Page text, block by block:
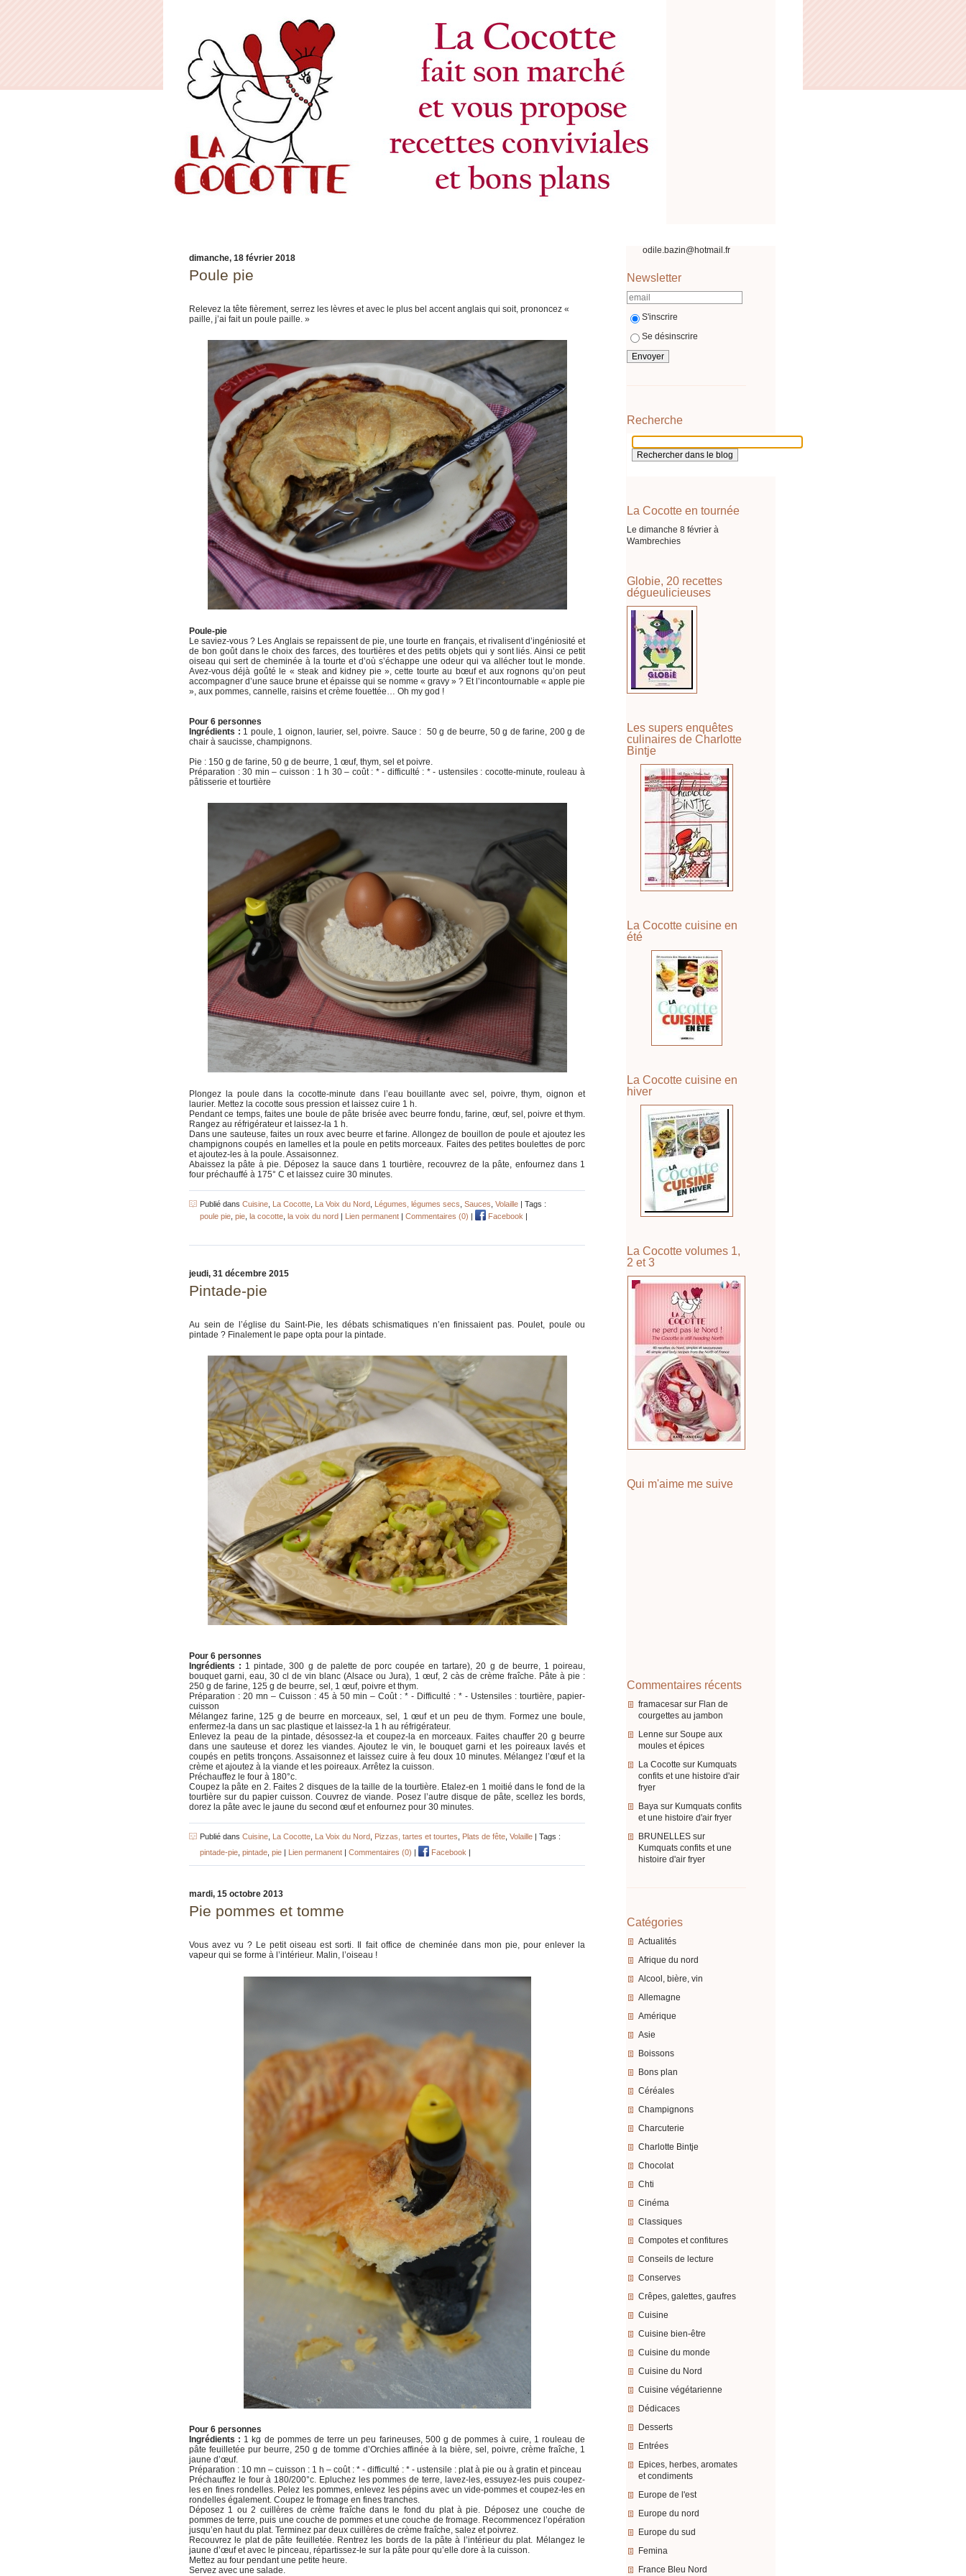
odile.bazin@hotmail.fr
Newsletter
S'inscrire
Se désinscrire
Recherche
La Cocotte en tournée
Le dimanche 8 février à
Wambrechies
Globie, 20 recettes
dégueulicieuses
Les supers enquêtes
culinaires de Charlotte
Bintje
La Cocotte cuisine en
été
La Cocotte cuisine en
hiver
La Cocotte volumes 1,
2 et 3
Qui m'aime me suive
Commentaires récents
framacesar sur Flan de
courgettes au jambon
Lenne sur Soupe aux
moules et épices
La Cocotte sur Kumquats
confits et une histoire d'air
fryer
Baya sur Kumquats confits
et une histoire d'air fryer
BRUNELLES sur
Kumquats confits et une
histoire d'air fryer
Catégories
Actualités
Afrique du nord
Alcool, bière, vin
Allemagne
Amérique
Asie
Boissons
Bons plan
Céréales
Champignons
Charcuterie
Charlotte Bintje
Chocolat
Chti
Cinéma
Classiques
Compotes et confitures
Conseils de lecture
Conserves
Crêpes, galettes, gaufres
Cuisine
Cuisine bien-être
Cuisine du monde
Cuisine du Nord
Cuisine végétarienne
Dédicaces
Desserts
Entrées
Epices, herbes, aromates
et condiments
Europe de l'est
Europe du nord
Europe du sud
Femina
France Bleu Nord
dimanche, 18 février 2018
Poule pie
Relevez la tête fièrement, serrez les lèvres et avec le plus bel accent anglais qui soit, prononcez «
paille, j’ai fait un poule paille. »
Poule-pie
Le saviez-vous ? Les Anglais se repaissent de pie, une tourte en français, et rivalisent d’ingéniosité et
de bon goût dans le choix des farces, des tourtières et des petits objets qui y sont liés. Ainsi ce petit
oiseau qui sert de cheminée à la tourte et d’où s’échappe une odeur qui va allécher tout le monde.
Avez-vous déjà goûté le « steak and kidney pie », cette tourte au bœuf et aux rognons qu’on peut
accompagner d’une sauce brune et épaisse qui se nomme « gravy » ? Et l’incontournable « apple pie
», aux pommes, cannelle, raisins et crème fouettée… Oh my god !
Pour 6 personnes
Ingrédients : 1 poule, 1 oignon, laurier, sel, poivre. Sauce : 50 g de beurre, 50 g de farine, 200 g de
chair à saucisse, champignons.
Pie : 150 g de farine, 50 g de beurre, 1 œuf, thym, sel et poivre.
Préparation : 30 min – cuisson : 1 h 30 – coût : * - difficulté : * - ustensiles : cocotte-minute, rouleau à
pâtisserie et tourtière
Plongez la poule dans la cocotte-minute dans l’eau bouillante avec sel, poivre, thym, oignon et
laurier. Mettez la cocotte sous pression et laissez cuire 1 h.
Pendant ce temps, faites une boule de pâte brisée avec beurre fondu, farine, œuf, sel, poivre et thym.
Rangez au réfrigérateur et laissez-la 1 h.
Dans une sauteuse, faites un roux avec beurre et farine. Allongez de bouillon de poule et ajoutez les
champignons coupés en lamelles et la poule en petits morceaux. Faites des petites boulettes de porc
et ajoutez-les à la poule. Assaisonnez.
Abaissez la pâte à pie. Déposez la sauce dans 1 tourtière, recouvrez de la pâte, enfournez dans 1
four préchauffé à 175° C et laissez cuire 30 minutes.
Publié dans Cuisine La Cocotte La Voix du Nord Légumes, légumes secs Sauces Volaille | Tags :
poule pie pie la cocotte la voix du nord | Lien permanent | Commentaires (0) | Facebook |
jeudi, 31 décembre 2015
Pintade-pie
Au sein de l’église du Saint-Pie, les débats schismatiques n’en finissaient pas. Poulet, poule ou
pintade ? Finalement le pape opta pour la pintade.
Pour 6 personnes
Ingrédients : 1 pintade, 300 g de palette de porc coupée en tartare), 20 g de beurre, 1 poireau,
bouquet garni, eau, 30 cl de vin blanc (Alsace ou Jura), 1 œuf, 2 càs de crème fraîche. Pâte à pie :
250 g de farine, 125 g de beurre, sel, 1 œuf, poivre et thym.
Préparation : 20 mn – Cuisson : 45 à 50 min – Coût : * - Difficulté : * - Ustensiles : tourtière, papier-
cuisson
Mélangez farine, 125 g de beurre en morceaux, sel, 1 œuf et un peu de thym. Formez une boule,
enfermez-la dans un sac plastique et laissez-la 1 h au réfrigérateur.
Enlevez la peau de la pintade, désossez-la et coupez-la en morceaux. Faites chauffer 20 g beurre
dans une sauteuse et dorez les viandes. Ajoutez le vin, le bouquet garni et les poireaux lavés et
coupés en petits tronçons. Assaisonnez et laissez cuire à feu doux 10 minutes. Mélangez l’œuf et la
crème et ajoutez à la viande et les poireaux. Arrêtez la cuisson.
Préchauffez le four à 180°c.
Coupez la pâte en 2. Faites 2 disques de la taille de la tourtière. Etalez-en 1 moitié dans le fond de la
tourtière sur du papier cuisson. Couvrez de viande. Posez l’autre disque de pâte, scellez les bords,
dorez la pâte avec le jaune du second œuf et enfournez pour 30 minutes.
Publié dans Cuisine La Cocotte La Voix du Nord Pizzas, tartes et tourtes Plats de fête Volaille | Tags :
pintade-pie pintade pie Lien permanent Commentaires (0) Facebook
mardi, 15 octobre 2013
Pie pommes et tomme
Vous avez vu ? Le petit oiseau est sorti. Il fait office de cheminée dans mon pie, pour enlever la
vapeur qui se forme à l’intérieur. Malin, l’oiseau !
Pour 6 personnes
Ingrédients : 1 kg de pommes de terre un peu farineuses, 500 g de pommes à cuire, 1 rouleau de
pâte feuilletée pur beurre, 250 g de tomme d’Orchies affinée à la bière, sel, poivre, crème fraîche, 1
jaune d’œuf.
Préparation : 10 mn – cuisson : 1 h – coût : * - difficulté : * - ustensile : plat à pie ou à gratin et pinceau
Préchauffez le four à 180/200°c. Epluchez les pommes de terre, lavez-les, essuyez-les puis coupez-
les en fines rondelles. Pelez les pommes, enlevez les pépins avec un vide-pommes et coupez-les en
rondelles également. Coupez le fromage en fines tranches.
Déposez 1 ou 2 cuillères de crème fraîche dans le fond du plat à pie. Déposez une couche de
pommes de terre, puis une couche de pommes et une couche de fromage. Recommencez l’opération
jusqu’en haut du plat. Terminez par deux cuillères de crème fraîche, salez et poivrez.
Recouvrez le plat de pâte feuilletée. Rentrez les bords de la pâte à l’intérieur du plat. Mélangez le
jaune d’œuf et avec le pinceau, répartissez-le sur la pâte pour qu’elle dore à la cuisson.
Mettez au four pendant une petite heure.
Servez avec une salade.